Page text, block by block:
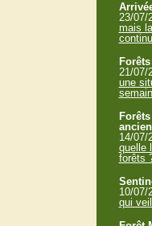
23/07/
mais
21/07/
une
14/07/
quelle
forêts
10/07/
qui